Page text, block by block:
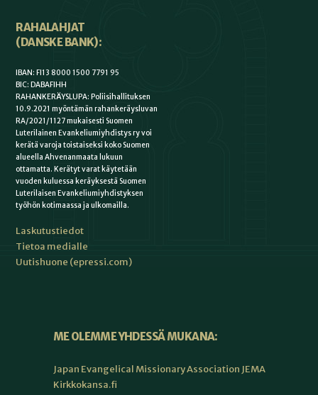
RAHALAHJAT
(DANSKE BANK):
IBAN: FI13 8000 1500 7791 95
BIC: DABAFIHH
RAHANKERÄYSLUPA: Poliisihallituksen
10.9.2021 myöntämän rahankeräysluvan
RA/2021/1127 mukaisesti Suomen
Luterilainen Evankeliumiyhdistys ry voi
kerätä varoja toistaiseksi koko Suomen
alueella Ahvenanmaata lukuun
ottamatta. Kerätyt varat käytetään
vuoden kuluessa keräyksestä Suomen
Luterilaisen Evankeliumiyhdistyksen
työhön kotimaassa ja ulkomailla.
Laskutustiedot
Tietoa medialle
Uutishuone (epressi.com)
ME OLEMME YHDESSÄ MUKANA:
Japan Evangelical Missionary Association JEMA
Kirkkokansa.fi